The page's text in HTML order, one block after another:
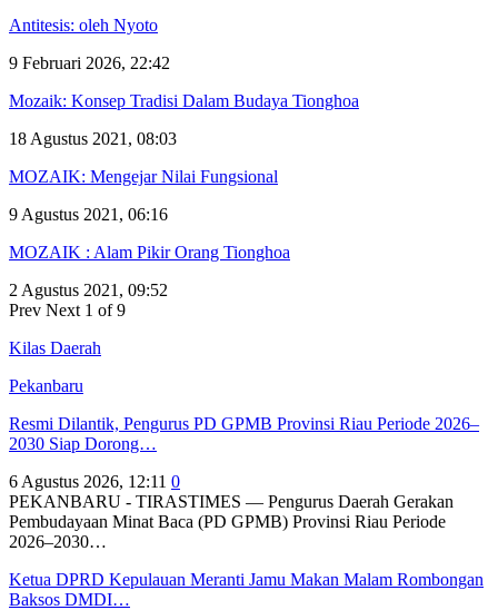
Antitesis: oleh Nyoto
9 Februari 2026, 22:42
Mozaik: Konsep Tradisi Dalam Budaya Tionghoa
18 Agustus 2021, 08:03
MOZAIK: Mengejar Nilai Fungsional
9 Agustus 2021, 06:16
MOZAIK : Alam Pikir Orang Tionghoa
2 Agustus 2021, 09:52
Prev Next 1 of 9
Kilas Daerah
Pekanbaru
Resmi Dilantik, Pengurus PD GPMB Provinsi Riau Periode 2026–
2030 Siap Dorong…
6 Agustus 2026, 12:11 0
PEKANBARU - TIRASTIMES — Pengurus Daerah Gerakan
Pembudayaan Minat Baca (PD GPMB) Provinsi Riau Periode
2026–2030…
Ketua DPRD Kepulauan Meranti Jamu Makan Malam Rombongan
Baksos DMDI…